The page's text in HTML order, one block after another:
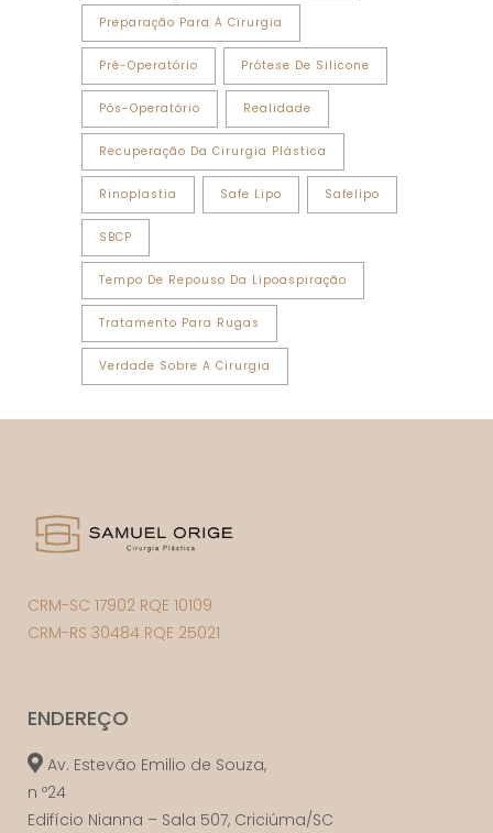
Preparação Para A Cirurgia
Pré-Operatório Prótese De Silicone
Pós-Operatório Realidade
Recuperação Da Cirurgia Plástica
Rinoplastia Safe Lipo Safelipo
SBCP
Tempo De Repouso Da Lipoaspiração
Tratamento Para Rugas
Verdade Sobre A Cirurgia
CRM-SC 17902 RQE 10109
CRM-RS 30484 RQE 25021
ENDEREÇO
Av. Estevão Emilio de Souza,
n º24
Edifício Nianna – Sala 507, Criciúma/SC